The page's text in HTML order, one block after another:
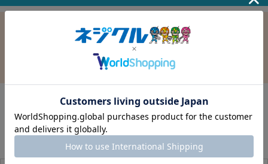
表面処理：ﾉﾝｸﾛﾌﾞﾗｯｸ
在庫：
サンコータイト（＋）Ｐタイプナベ